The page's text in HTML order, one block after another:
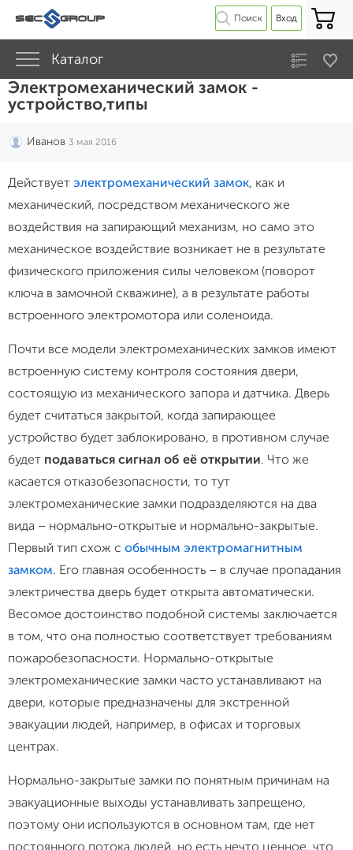
Поиск Вход
Каталог
Электромеханический замок -
устройство,типы
Иванов 3 мая 2016
Действует электромеханический замок, как и
механический, посредством механического же
воздействия на запирающий механизм, но само это
механическое воздействие возникает не в результате
физического приложения силы человеком (поворот
ключа в замочной скважине), а в результате работы
встроенного электромотора или соленоида.
Почти все модели электромеханических замков имеют
встроенную систему контроля состояния двери,
состоящую из механического запора и датчика. Дверь
будет считаться закрытой, когда запирающее
устройство будет заблокировано, в противном случае
будет подаваться сигнал об её открытии. Что же
касается отказобезопасности, то тут
электромеханические замки подразделяются на два
вида – нормально-открытые и нормально-закрытые.
Первый тип схож с обычным электромагнитным
замком. Его главная особенность – в случае пропадания
электричества дверь будет открыта автоматически.
Весомое достоинство подобной системы заключается
в том, что она полностью соответствует требованиям
пожаробезопасности. Нормально-открытые
электромеханические замки часто устанавливают на
двери, которые предназначены для экстренной
эвакуации людей, например, в офисах и торговых
центрах.
Нормально-закрытые замки по понятным причинам на
эвакуационные выходы устанавливать запрещено,
поэтому они используются в основном там, где нет
постоянного потока людей, но есть нечто ценное, что